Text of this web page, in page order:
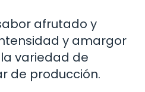
afrutado y
y amargor
variedad de
de producción.